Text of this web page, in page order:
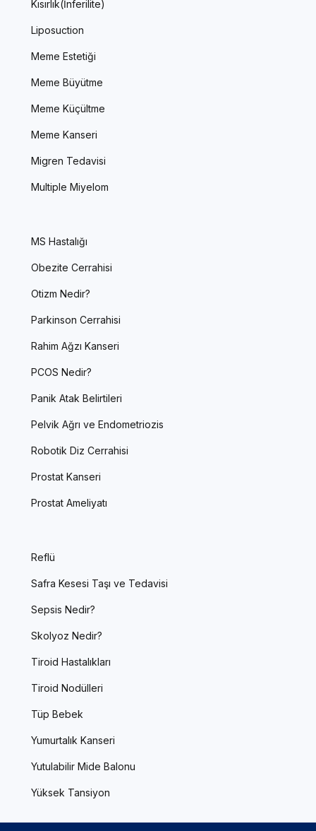
Kısırlık(İnferilite)
Liposuction
Meme Estetiği
Meme Büyütme
Meme Küçültme
Meme Kanseri
Migren Tedavisi
Multiple Miyelom
MS Hastalığı
Obezite Cerrahisi
Otizm Nedir?
Parkinson Cerrahisi
Rahim Ağzı Kanseri
PCOS Nedir?
Panik Atak Belirtileri
Pelvik Ağrı ve Endometriozis
Robotik Diz Cerrahisi
Prostat Kanseri
Prostat Ameliyatı
Reflü
Safra Kesesi Taşı ve Tedavisi
Sepsis Nedir?
Skolyoz Nedir?
Tiroid Hastalıkları
Tiroid Nodülleri
Tüp Bebek
Yumurtalık Kanseri
Yutulabilir Mide Balonu
Yüksek Tansiyon